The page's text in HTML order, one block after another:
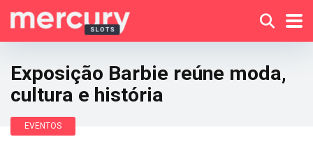
Exposição Barbie reúne moda,
cultura e história
EVENTOS